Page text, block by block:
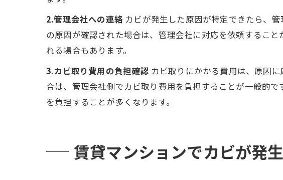
2.管理会社への連絡 カビが発生した原因が特定できたら、
の原因が確認された場合は、管理会社に対応を依頼するこ
れる場合もあります。
3.カビ取り費用の負担確認 カビ取りにかかる費用は、原因
合は、管理会社側でカビ取り費用を負担することが一般的
を負担することが多くなります。
賃貸マンションでカビが発